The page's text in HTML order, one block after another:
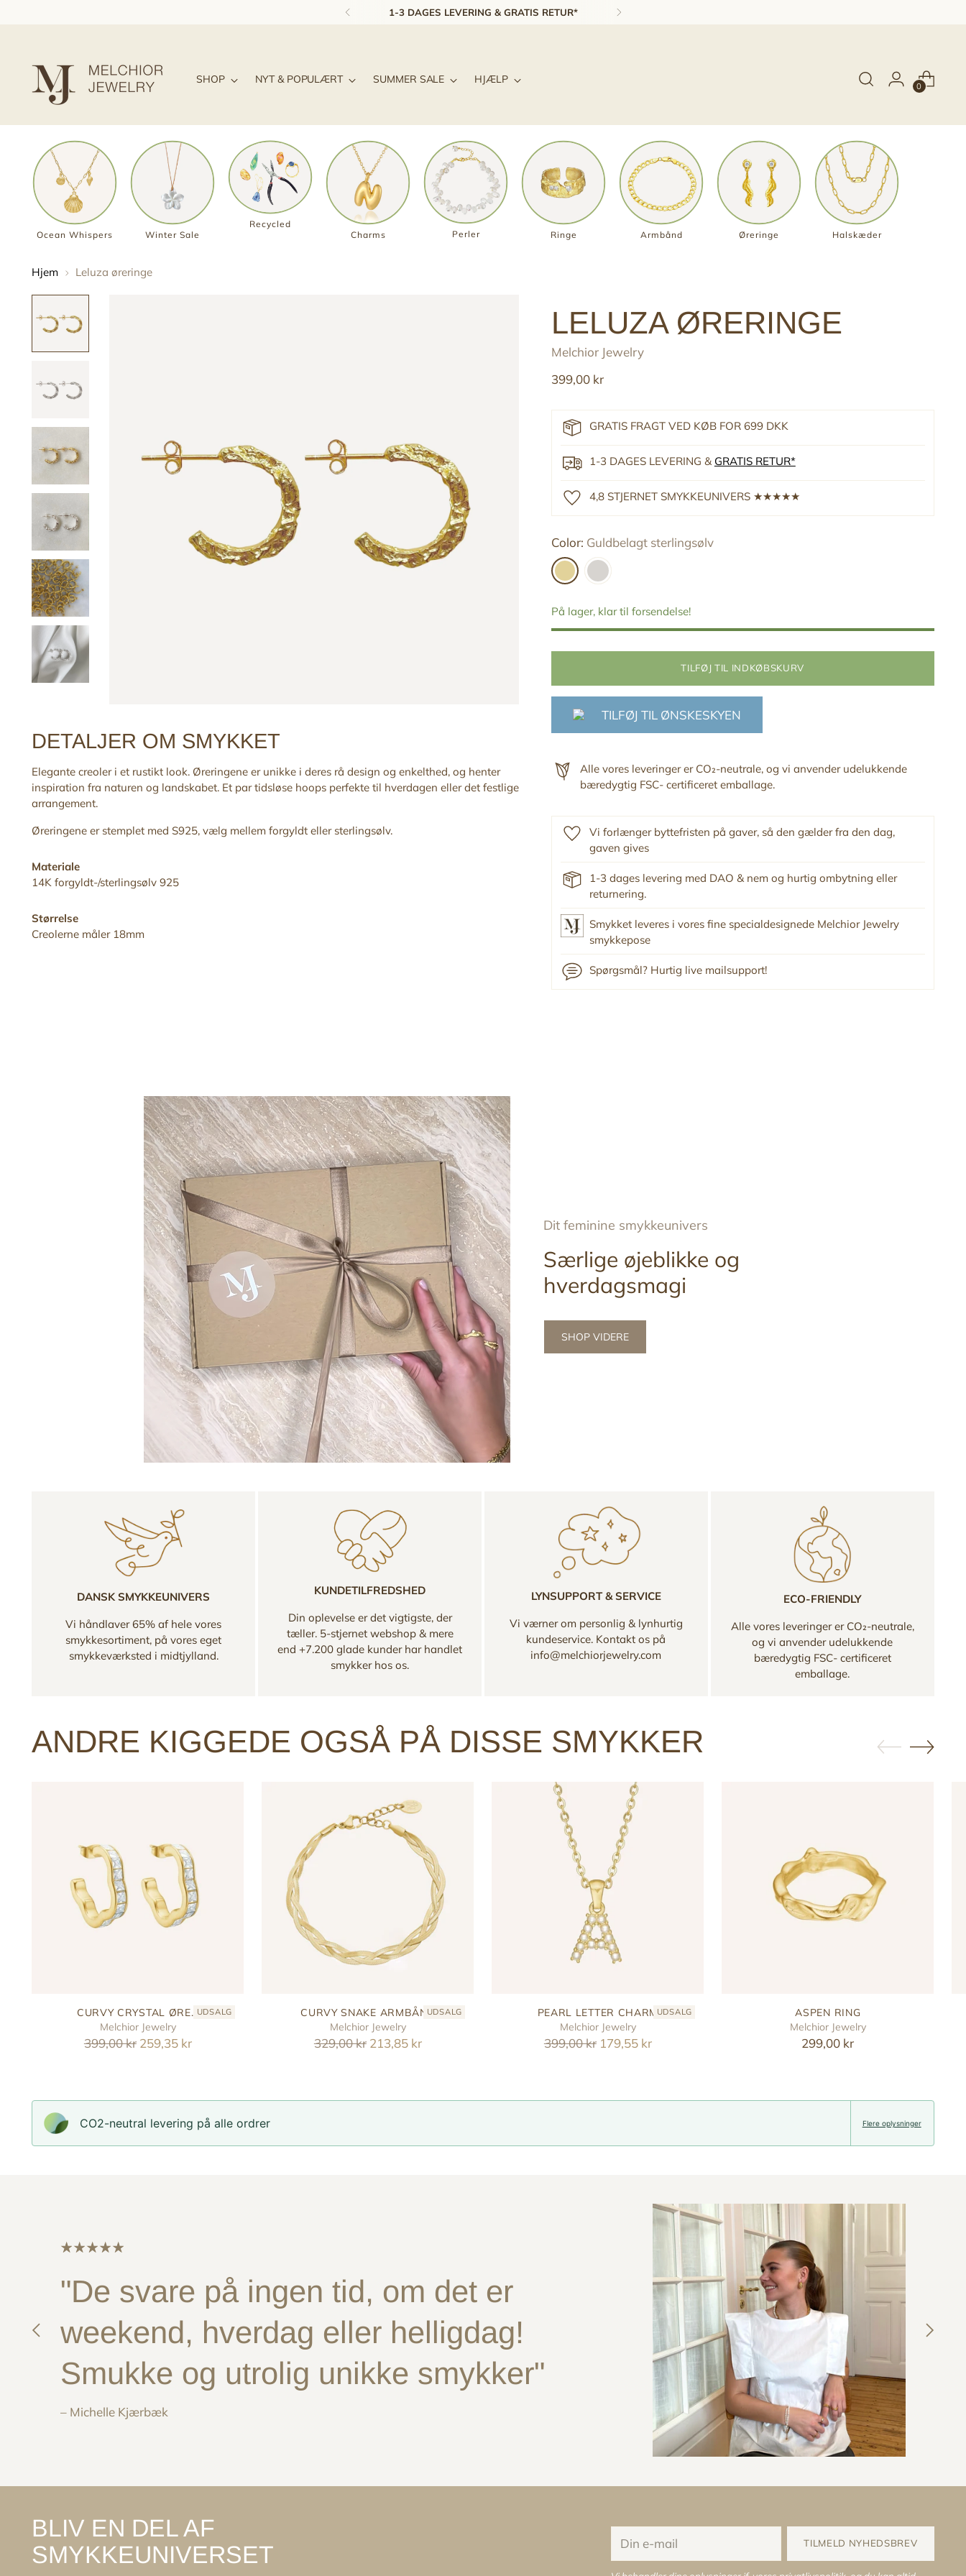
4,8 STJERNET SMYKKEUNIVERS ★★★★★
SHOP NYT & POPULÆRT SUMMER SALE HJÆLP
0
Ocean Whispers Winter Sale
Recycled
Charms
Perler Ringe Armbånd Øreringe Halskæder
Hjem Leluza øreringe
DETALJER OM SMYKKET
Elegante creoler i et rustikt look. Øreringene erunikke i deres rå design og enkelthed, og henter
inspiration fra naturen og landskabet. Et par tidsløse hoops perfekte til hverdagen eller det festlige
arrangement.
Øreringene er stemplet med S925, vælg mellem forgyldt eller sterlingsølv.
Materiale
14K forgyldt-/sterlingsølv 925
Størrelse
Creolerne måler 18mm
LELUZA ØRERINGE
Melchior Jewelry
Reguler
399,00 kr
GRATIS FRAGT VED KØB FOR 699 DKK
1-3 DAGES LEVERING & GRATIS RETUR*
4,8 STJERNET SMYKKEUNIVERS ★★★★★
Color: Guldbelagt sterlingsølv
På lager, klar til forsendelse!
TILFØJ TIL INDKØBSKURV
TILFØJ TIL ØNSKESKYEN
Alle vores leveringer er CO₂-neutrale, og vi anvender udelukkende
bæredygtig FSC- certificeret emballage.
Vi forlænger byttefristen på gaver, så den gælder fra den dag,
gaven gives
1-3 dages levering med DAO & nem og hurtig ombytning eller
returnering.
Smykket leveres i vores fine specialdesignede Melchior Jewelry
smykkepose
Spørgsmål? Hurtig live mailsupport!
Dit feminine smykkeunivers
Særlige øjeblikke og
hverdagsmagi
SHOP VIDERE
DANSK SMYKKEUNIVERS
Vi håndlaver 65% af hele vores
smykkesortiment, på vores eget
smykkeværksted i midtjylland.
KUNDETILFREDSHED
Din oplevelse er det vigtigste, der
tæller. 5-stjernet webshop & mere
end +7.200 glade kunder har handlet
smykker hos os.
LYNSUPPORT & SERVICE
Vi værner om personlig & lynhurtig
kundeservice. Kontakt os på
info@melchiorjewelry.com
ECO-FRIENDLY
Alle vores leveringer er CO₂-neutrale,
og vi anvender udelukkende
bæredygtig FSC- certificeret
emballage.
ANDRE KIGGEDE OGSÅ PÅ DISSE SMYKKER
CURVY CRYSTAL ØRE...UDSALG
Melchior Jewelry
Reguler
399,00 kr 259,35 kr
CURVY SNAKE ARMBÅNDUDSALG
Melchior Jewelry
Reguler
329,00 kr 213,85 kr
PEARL LETTER CHARMUDSALG
Melchior Jewelry
Reguler
399,00 kr 179,55 kr
ASPEN RING
Melchior Jewelry
299,00 kr
CO2-neutral levering på alle ordrer Flere oplysninger
"De svare på ingen tid, om det er
weekend, hverdag eller helligdag!
Smukke og utrolig unikke smykker"
– Michelle Kjærbæk
BLIV EN DEL AF
SMYKKEUNIVERSET
e-
mail
TILMELD NYHEDSBREV